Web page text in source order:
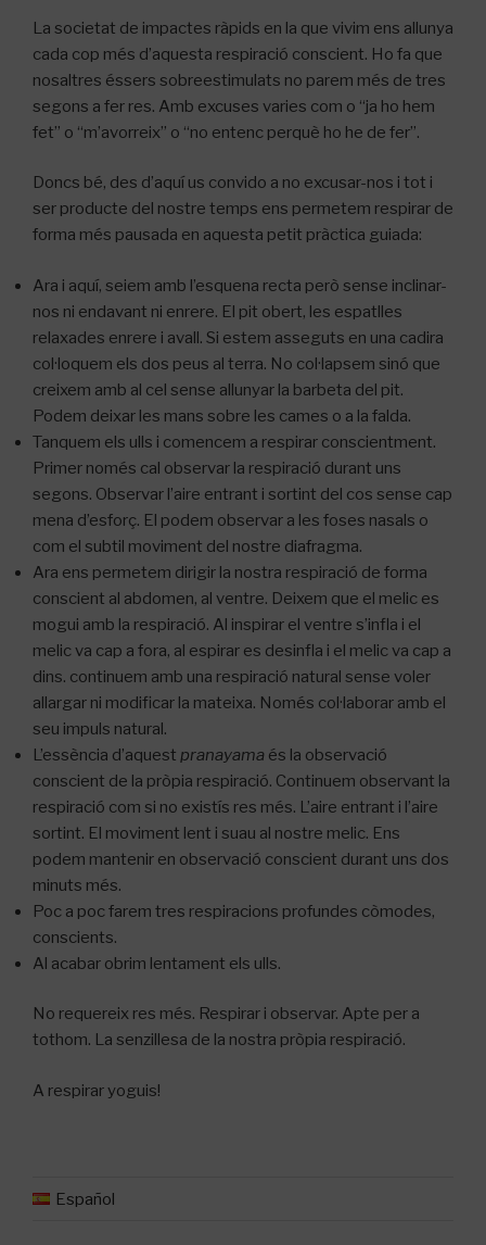
La societat de impactes ràpids en la que vivim ens allunya
cada cop més d’aquesta respiració conscient. Ho fa que
nosaltres éssers sobreestimulats no parem més de tres
segons a fer res. Amb excuses varies com o “ja ho hem
fet” o “m’avorreix” o “no entenc perquè ho he de fer”.
Doncs bé, des d’aquí us convido a no excusar-nos i tot i
ser producte del nostre temps ens permetem respirar de
forma més pausada en aquesta petit pràctica guiada:
Ara i aquí, seiem amb l’esquena recta però sense inclinar-
nos ni endavant ni enrere. El pit obert, les espatlles
relaxades enrere i avall. Si estem asseguts en una cadira
col·loquem els dos peus al terra. No col·lapsem sinó que
creixem amb al cel sense allunyar la barbeta del pit.
Podem deixar les mans sobre les cames o a la falda.
Tanquem els ulls i comencem a respirar conscientment.
Primer només cal observar la respiració durant uns
segons. Observar l’aire entrant i sortint del cos sense cap
mena d’esforç. El podem observar a les foses nasals o
com el subtil moviment del nostre diafragma.
Ara ens permetem dirigir la nostra respiració de forma
conscient al abdomen, al ventre. Deixem que el melic es
mogui amb la respiració. Al inspirar el ventre s’infla i el
melic va cap a fora, al espirar es desinfla i el melic va cap a
dins. continuem amb una respiració natural sense voler
allargar ni modificar la mateixa. Només col·laborar amb el
seu impuls natural.
L’essència d’aquest pranayama és la observació
conscient de la pròpia respiració. Continuem observant la
respiració com si no existís res més. L’aire entrant i l’aire
sortint. El moviment lent i suau al nostre melic. Ens
podem mantenir en observació conscient durant uns dos
minuts més.
Poc a poc farem tres respiracions profundes còmodes,
conscients.
Al acabar obrim lentament els ulls.
No requereix res més. Respirar i observar. Apte per a
tothom. La senzillesa de la nostra pròpia respiració.
A respirar yoguis!
Español